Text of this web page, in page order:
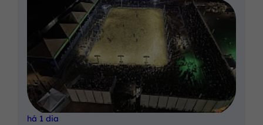
há 1 dia